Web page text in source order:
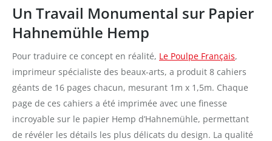
Un Travail Monumental sur Papier
Hahnemühle Hemp
Pour traduire ce concept en réalité, Le Poulpe Français,
imprimeur spécialiste des beaux-arts, a produit 8 cahiers
géants de 16 pages chacun, mesurant 1m x 1,5m. Chaque
page de ces cahiers a été imprimée avec une finesse
incroyable sur le papier Hemp d’Hahnemühle, permettant
de révéler les détails les plus délicats du design. La qualité